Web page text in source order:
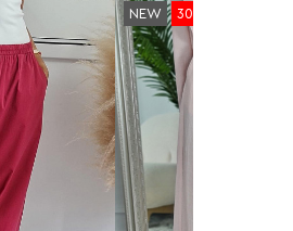
NEW 30%